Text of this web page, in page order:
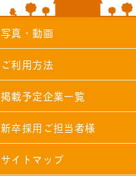
写真・動画
ご利用方法
掲載予定企業一覧
新卒採用ご担当者様
サイトマップ